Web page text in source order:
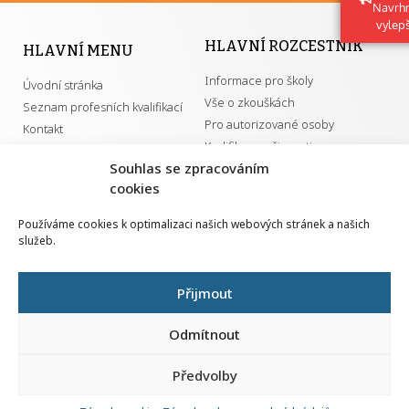
Souhlas se zpracováním
cookies
Používáme cookies k optimalizaci našich webových stránek a našich
služeb.
Přijmout
Odmítnout
Předvolby
HLAVNÍ MENU
Úvodní stránka
Seznam profesních kvalifikací
Kontakt
HLAVNÍ ROZCESTNÍK
Informace pro školy
Vše o zkouškách
Pro autorizované osoby
Kvalifikace a živnosti
GDPR
Národní pedagogický institut ČR
Senovážné náměstí 25
110 00 Praha 1